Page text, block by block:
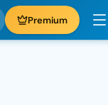
Premium